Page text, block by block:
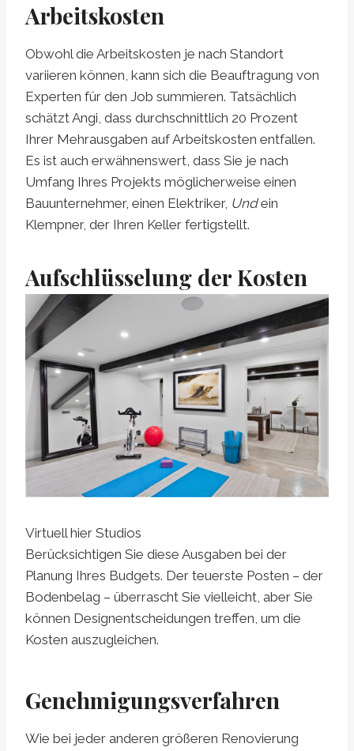
Arbeitskosten
Obwohl die Arbeitskosten je nach Standort
variieren können, kann sich die Beauftragung von
Experten für den Job summieren. Tatsächlich
schätzt Angi, dass durchschnittlich 20 Prozent
Ihrer Mehrausgaben auf Arbeitskosten entfallen.
Es ist auch erwähnenswert, dass Sie je nach
Umfang Ihres Projekts möglicherweise einen
Bauunternehmer, einen Elektriker, Undein
Klempner, der Ihren Keller fertigstellt.
Aufschlüsselung der Kosten
Virtuell hier Studios
Berücksichtigen Sie diese Ausgaben bei der
Planung Ihres Budgets. Der teuerste Posten – der
Bodenbelag – überrascht Sie vielleicht, aber Sie
können Designentscheidungen treffen, um die
Kosten auszugleichen.
Genehmigungsverfahren
Wie bei jeder anderen größeren Renovierung